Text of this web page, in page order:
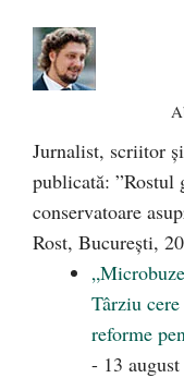
Jurnalist, scriitor
publicată: ”Rostul
conservatoare
Rost, București,
Târziu
reforme
- 13